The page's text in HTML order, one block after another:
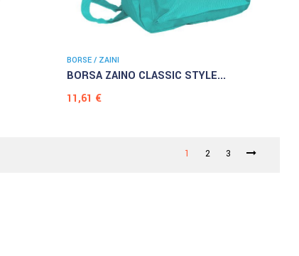
BORSE / ZAINI
BORSA ZAINO CLASSIC STYLE...
Prezzo
11,61 €
1 2 3